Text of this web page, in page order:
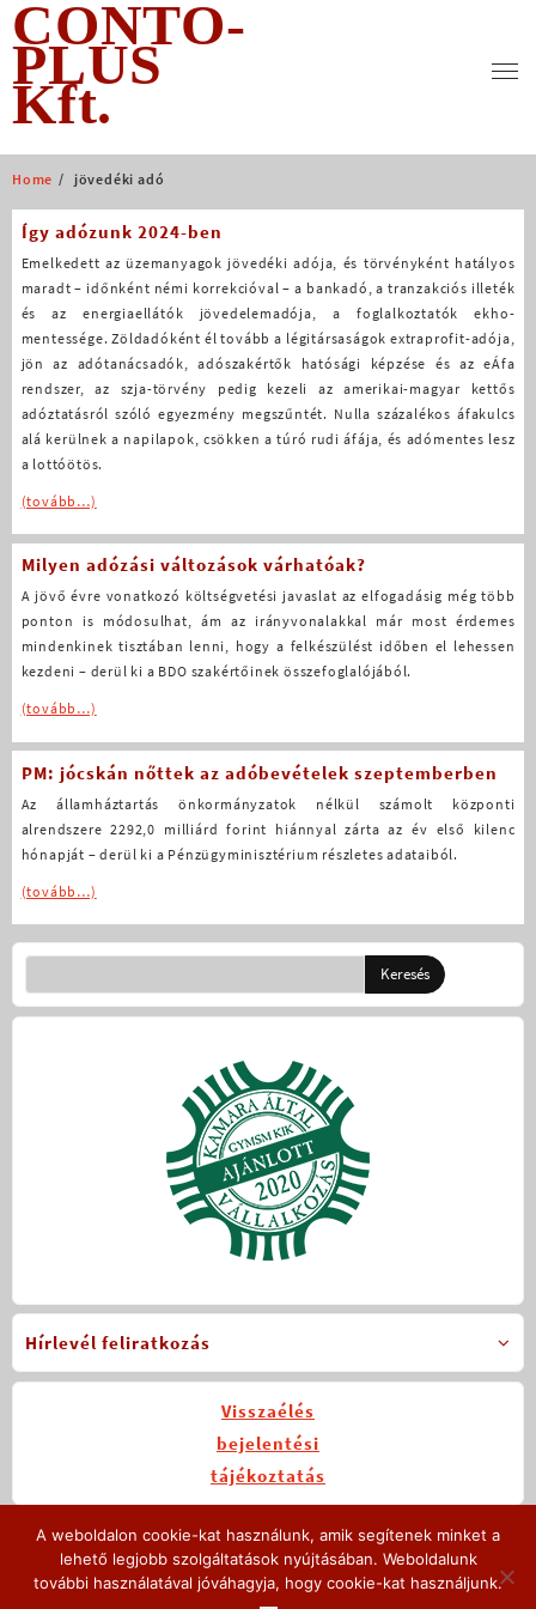
Skip
content
CONTO-
PLUS
Kft.
Home jövedéki adó
Így adózunk 2024-ben
Emelkedett az üzemanyagok jövedéki adója, és törvényként hatályos
maradt – időnként némi korrekcióval – a bankadó, a tranzakciós illeték
és az energiaellátók jövedelemadója, a foglalkoztatók ekho-
mentessége. Zöldadóként él tovább a légitársaságok extraprofit-adója,
jön az adótanácsadók, adószakértők hatósági képzése és az eÁfa
rendszer, az szja-törvény pedig kezeli az amerikai-magyar kettős
adóztatásról szóló egyezmény megszűntét. Nulla százalékos áfakulcs
alá kerülnek a napilapok, csökken a túró rudi áfája, és adómentes lesz
a lottóötös.
(tovább…)
Milyen adózási változások várhatóak?
A jövő évre vonatkozó költségvetési javaslat az elfogadásig még több
ponton is módosulhat, ám az irányvonalakkal már most érdemes
mindenkinek tisztában lenni, hogy a felkészülést időben el lehessen
kezdeni – derül ki a BDO szakértőinek összefoglalójából.
(tovább…)
PM: jócskán nőttek az adóbevételek szeptemberben
Az államháztartás önkormányzatok nélkül számolt központi
alrendszere 2292,0 milliárd forint hiánnyal zárta az év első kilenc
hónapját – derül ki a Pénzügyminisztérium részletes adataiból.
(tovább…)
Hírlevél feliratkozás
Visszaélés
bejelentési
tájékoztatás
Legutóbbi hírek
A weboldalon cookie-kat használunk, amik segítenek minket a
lehető legjobb szolgáltatások nyújtásában. Weboldalunk
további használatával jóváhagyja, hogy cookie-kat használjunk.